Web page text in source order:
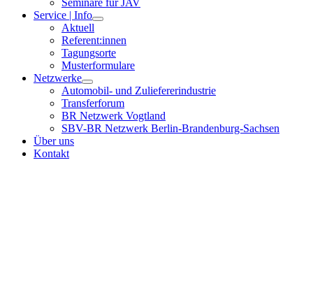
Seminare für JAV
Service | Info
Aktuell
Referent:innen
Tagungsorte
Musterformulare
Netzwerke
Automobil- und Zuliefererindustrie
Transferforum
BR Netzwerk Vogtland
SBV-BR Netzwerk Berlin-Brandenburg-Sachsen
Über uns
Kontakt